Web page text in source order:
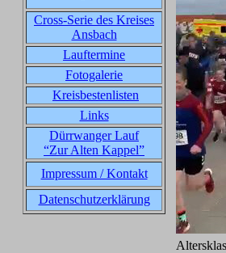
Cross-Serie des Kreises
Ansbach
Lauftermine
Fotogalerie
Kreisbestenlisten
Links
Dürrwanger Lauf
“Zur Alten Kappel”
Impressum / Kontakt
Datenschutzerklärung